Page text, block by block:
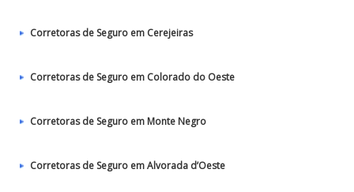
Corretoras de Seguro em Cerejeiras
Corretoras de Seguro em Colorado do Oeste
Corretoras de Seguro em Monte Negro
Corretoras de Seguro em Alvorada d’Oeste